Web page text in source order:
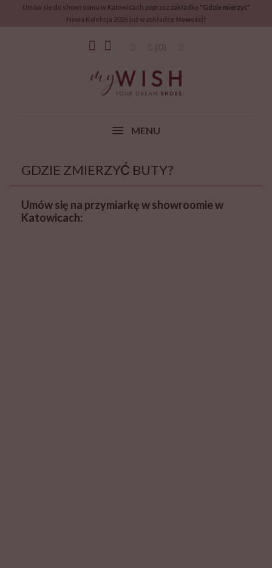
Umów się do showroomu w Katowicach poprzez zakładkę "Gdzie mierzyć"
Nowa Kolekcja 2026 już w zakładce Nowości!
(0)
MENU
GDZIE ZMIERZYĆ BUTY?
Umów się na przymiarkę w showroomie w
Katowicach: